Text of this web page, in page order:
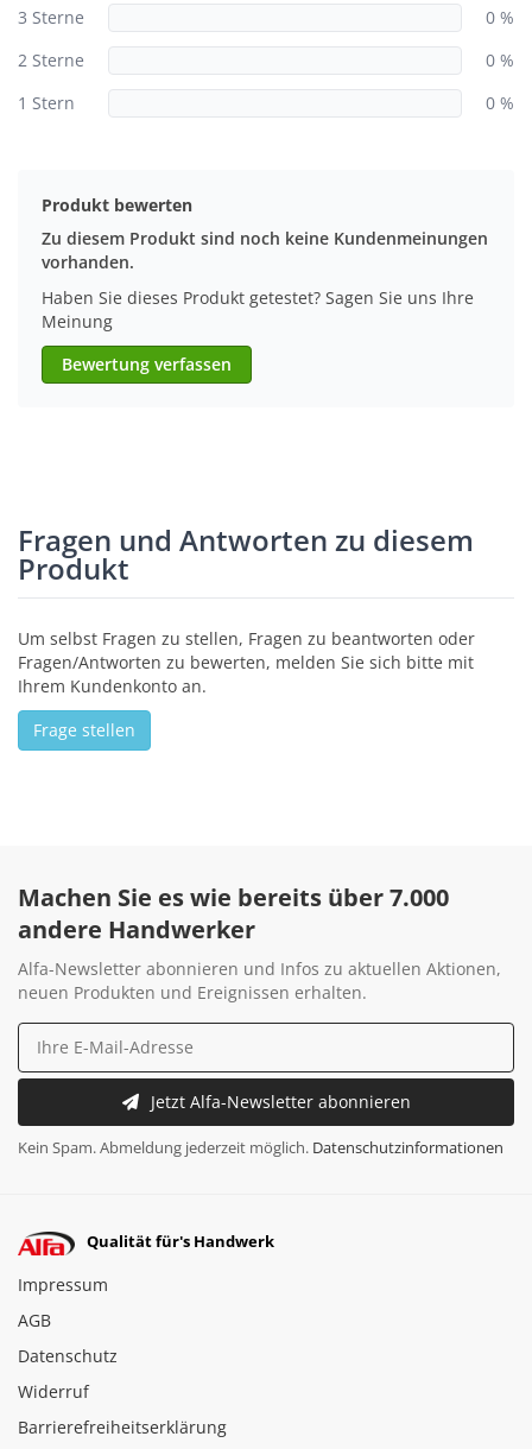
3 Sterne
0 %
2 Sterne
0 %
1 Stern
0 %
Produkt bewerten
Zu diesem Produkt sind noch keine Kundenmeinungen
vorhanden.
Haben Sie dieses Produkt getestet? Sagen Sie uns Ihre
Meinung
Bewertung verfassen
Fragen und Antworten zu diesem
Produkt
Um selbst Fragen zu stellen, Fragen zu beantworten oder
Fragen/Antworten zu bewerten, melden Sie sich bitte mit
Ihrem Kundenkonto an.
Frage stellen
Machen Sie es wie bereits über 7.000
andere Handwerker
Alfa-Newsletter abonnieren und Infos zu aktuellen Aktionen,
neuen Produkten und Ereignissen erhalten.
Jetzt Alfa-Newsletter abonnieren
Kein Spam. Abmeldung jederzeit möglich. Datenschutzinformationen
Qualität für's Handwerk
Impressum
AGB
Datenschutz
Widerruf
Barrierefreiheitserklärung